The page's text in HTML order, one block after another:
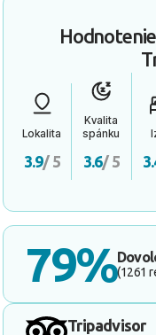
Lokalita
3.9/ 5
Kvalita
spánku
3.6/ 5
79%(1261
Tripadvisor